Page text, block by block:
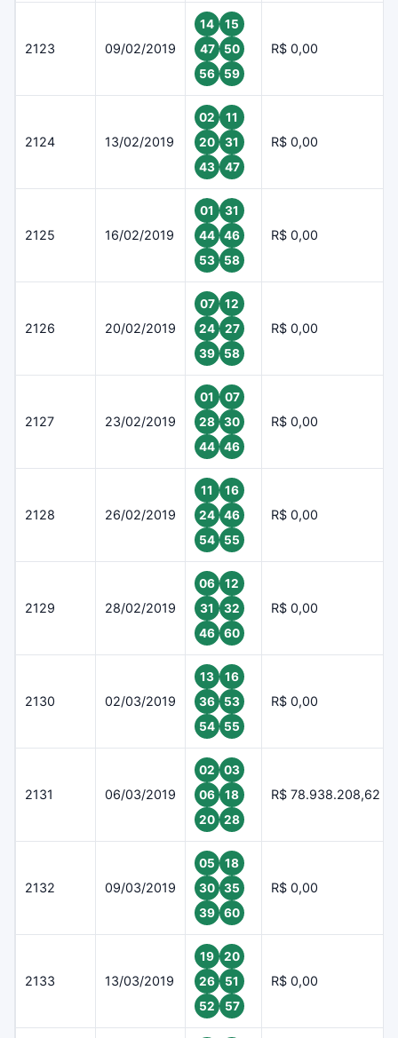
2123 09/02/2019
14
15
47
50
56
59
R$ 0,00
2124 13/02/2019
02
11
20
31
43
47
R$ 0,00
2125 16/02/2019
01
31
44
46
53
58
R$ 0,00
2126 20/02/2019
07
12
24
27
39
58
R$ 0,00
2127 23/02/2019
01
07
28
30
44
46
R$ 0,00
2128 26/02/2019
11
16
24
46
54
55
R$ 0,00
2129 28/02/2019
06
12
31
32
46
60
R$ 0,00
2130 02/03/2019
13
16
36
53
54
55
R$ 0,00
2131 06/03/2019
02
03
06
18
20
28
R$ 78.938.208,62
2132 09/03/2019
05
18
30
35
39
60
R$ 0,00
2133 13/03/2019
19
20
26
51
52
57
R$ 0,00